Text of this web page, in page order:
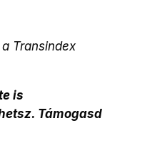
Transindex
is
Támogasd